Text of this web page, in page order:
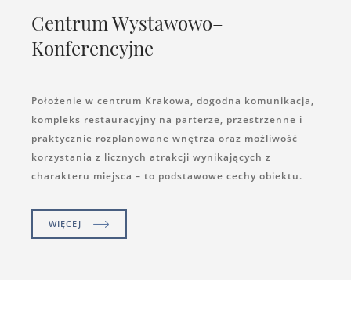
Centrum Wystawowo–
Konferencyjne
Położenie w centrum Krakowa, dogodna komunikacja,
kompleks restauracyjny na parterze, przestrzenne i
praktycznie rozplanowane wnętrza oraz możliwość
korzystania z licznych atrakcji wynikających z
charakteru miejsca – to podstawowe cechy obiektu.
WIĘCEJ